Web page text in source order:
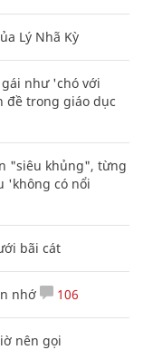
Lý Nhã Kỳ
như 'chó với
đề trong giáo dục
"siêu khủng", từng
'không có nổi
bãi cát
nhớ 106
nên gọi